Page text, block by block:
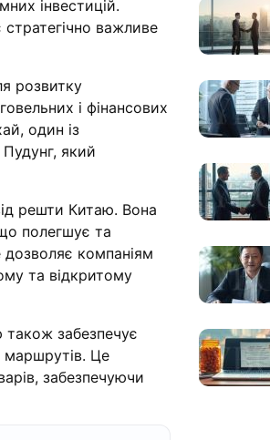
інвестицій.
важливе
розвитку
і фінансових
один із
який
решти Китаю. Вона
полегшує та
дозволяє компаніям
та відкритому
також забезпечує
маршрутів. Це
забезпечуючи